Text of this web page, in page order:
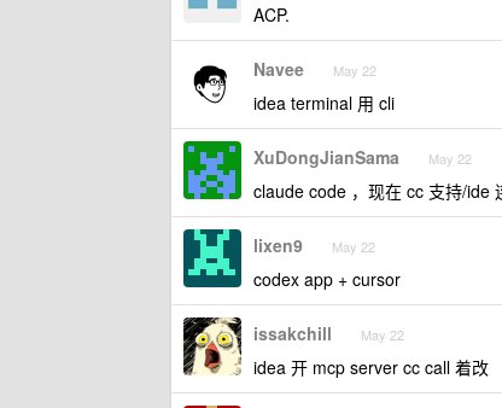
ACP.
Navee May 22
idea terminal 用 cli
XuDongJianSama May 22
claude code ，现在 cc 支持/ide
lixen9 May 22
codex app + cursor
issakchill May 22
idea 开 mcp server cc call 着改